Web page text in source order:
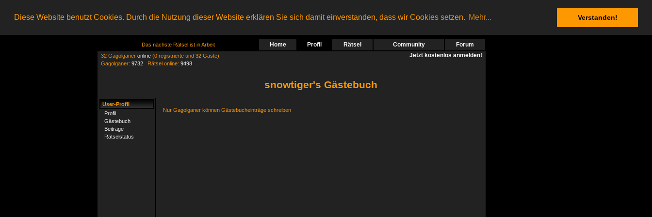
Diese Website benutzt Cookies. Durch die Nutzung dieser Website erklären Sie sich damit einverstanden, dass wir Cookies setzen. Mehr... Verstanden!
Das nächste Rätsel ist in Arbeit Home Profil Rätsel Community Forum
32 Gagolganer online (0 registrierte und 32 Gäste)
Gagolganer: 9732 Rätsel online: 9498
Jetzt kostenlos anmelden!
snowtiger's Gästebuch
User-Profil
Profil
Gästebuch
Beiträge
Rätselstatus
Nur Gagolganer können Gästebucheinträge schreiben